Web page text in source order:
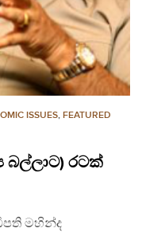
ISSUES, FEATURED
බල්ලාට) රටක්
මහින්ද